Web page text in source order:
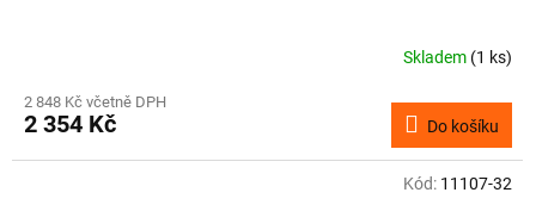
Skladem (1 ks)
2 848 Kč včetně DPH
2 354 Kč Do košíku
Kód: 11107-32